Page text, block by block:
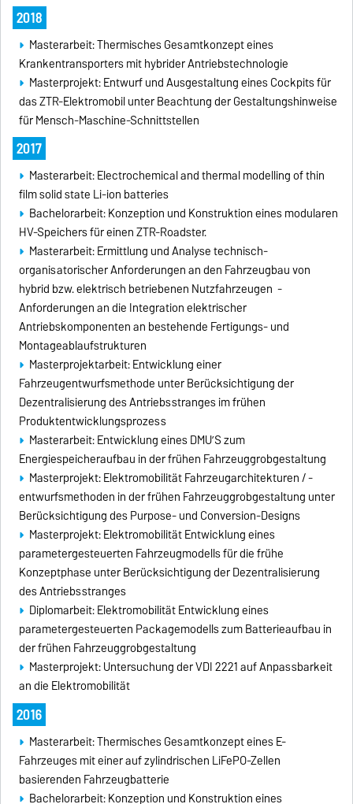
2018
Masterarbeit: Thermisches Gesamtkonzept eines
Krankentransporters mit hybrider Antriebstechnologie
Masterprojekt: Entwurf und Ausgestaltung eines Cockpits für
das ZTR-Elektromobil unter Beachtung der Gestaltungshinweise
für Mensch-Maschine-Schnittstellen
2017
Masterarbeit: Electrochemical and thermal modelling of thin
film solid state Li-ion batteries
Bachelorarbeit: Konzeption und Konstruktion eines modularen
HV-Speichers für einen ZTR-Roadster.
Masterarbeit: Ermittlung und Analyse technisch-
organisatorischer Anforderungen an den Fahrzeugbau von
hybrid bzw. elektrisch betriebenen Nutzfahrzeugen -
Anforderungen an die Integration elektrischer
Antriebskomponenten an bestehende Fertigungs- und
Montageablaufstrukturen
Masterprojektarbeit: Entwicklung einer
Fahrzeugentwurfsmethode unter Berücksichtigung der
Dezentralisierung des Antriebsstranges im frühen
Produktentwicklungsprozess
Masterarbeit: Entwicklung eines DMU’S zum
Energiespeicheraufbau in der frühen Fahrzeuggrobgestaltung
Masterprojekt: Elektromobilität Fahrzeugarchitekturen / -
entwurfsmethoden in der frühen Fahrzeuggrobgestaltung unter
Berücksichtigung des Purpose- und Conversion-Designs
Masterprojekt: Elektromobilität Entwicklung eines
parametergesteuerten Fahrzeugmodells für die frühe
Konzeptphase unter Berücksichtigung der Dezentralisierung
des Antriebsstranges
Diplomarbeit: Elektromobilität Entwicklung eines
parametergesteuerten Packagemodells zum Batterieaufbau in
der frühen Fahrzeuggrobgestaltung
Masterprojekt: Untersuchung der VDI 2221 auf Anpassbarkeit
an die Elektromobilität
2016
Masterarbeit: Thermisches Gesamtkonzept eines E-
Fahrzeuges mit einer auf zylindrischen LiFePO-Zellen
basierenden Fahrzeugbatterie
Bachelorarbeit: Konzeption und Konstruktion eines